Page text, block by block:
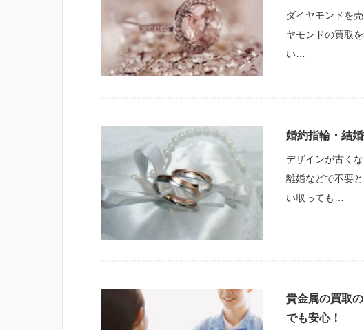
ダイヤモンドを
ヤモンドの買取
い…
婚約指輪・結
デザインが古く
離婚などで不要
い取っても…
貴金属の買取
でも安心！